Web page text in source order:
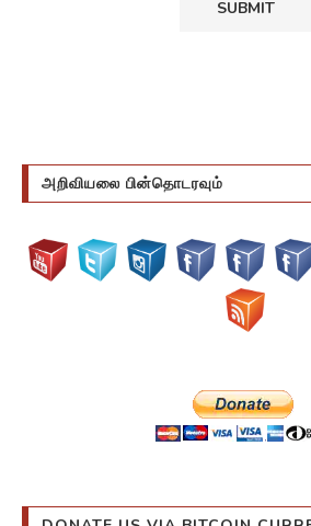
DONATE US VIA BITCOIN